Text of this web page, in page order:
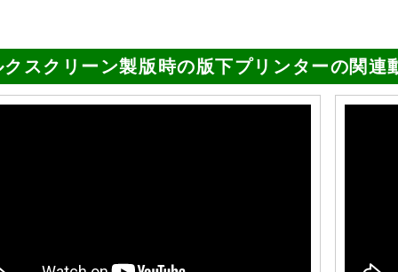
クスクリーン製版時の版下プリンターの関連